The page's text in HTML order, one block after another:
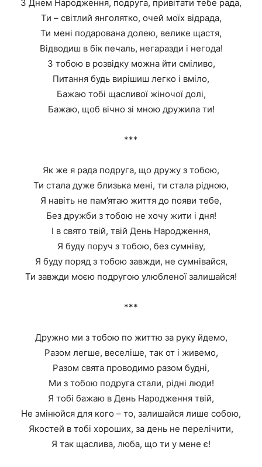
З Днем Народження, подруга, привітати тебе рада,
Ти – світлий янголятко, очей моїх відрада,
Ти мені подарована долею, велике щастя,
Відводиш в бік печаль, негаразди і негода!
З тобою в розвідку можна йти сміливо,
Питання будь вирішиш легко і вміло,
Бажаю тобі щасливої жіночої долі,
Бажаю, щоб вічно зі мною дружила ти!
***
Як же я рада подруга, що дружу з тобою,
Ти стала дуже близька мені, ти стала рідною,
Я навіть не пам’ятаю життя до появи тебе,
Без дружби з тобою не хочу жити і дня!
І в свято твій, твій День Народження,
Я буду поруч з тобою, без сумніву,
Я буду поряд з тобою завжди, не сумнівайся,
Ти завжди моєю подругою улюбленої залишайся!
***
Дружно ми з тобою по життю за руку йдемо,
Разом легше, веселіше, так от і живемо,
Разом свята проводимо разом будні,
Ми з тобою подруга стали, рідні люди!
Я тобі бажаю в День Народження твій,
Не змінюйся для кого – то, залишайся лише собою,
Якостей в тобі хороших, за день не перелічити,
Я так щаслива, люба, що ти у мене є!